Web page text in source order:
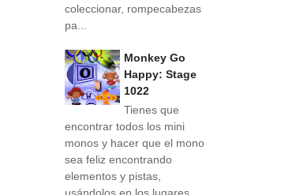
coleccionar, rompecabezas
pa...
Monkey Go
Happy: Stage
1022
Tienes que
encontrar todos los mini
monos y hacer que el mono
sea feliz encontrando
elementos y pistas,
usándolos en los lugares